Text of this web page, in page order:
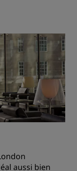
aussi bien